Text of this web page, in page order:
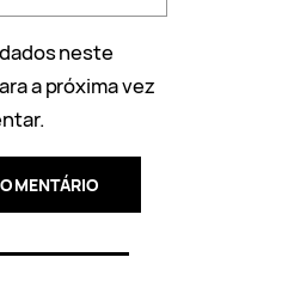
neste
a próxima vez